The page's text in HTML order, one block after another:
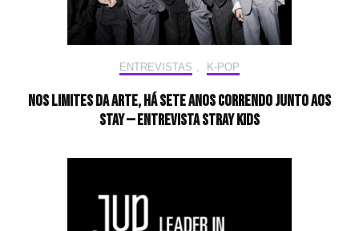
ENTREVISTAS , K-POP
Nos limites da arte, há sete anos correndo junto aos
STAY — Entrevista Stray Kids